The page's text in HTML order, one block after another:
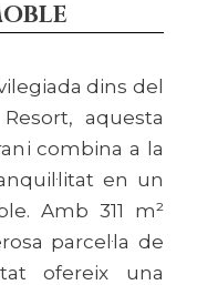
dins del
aquesta
combina a la
en un
Amb 311 m²
parcel·la de
ofereix una